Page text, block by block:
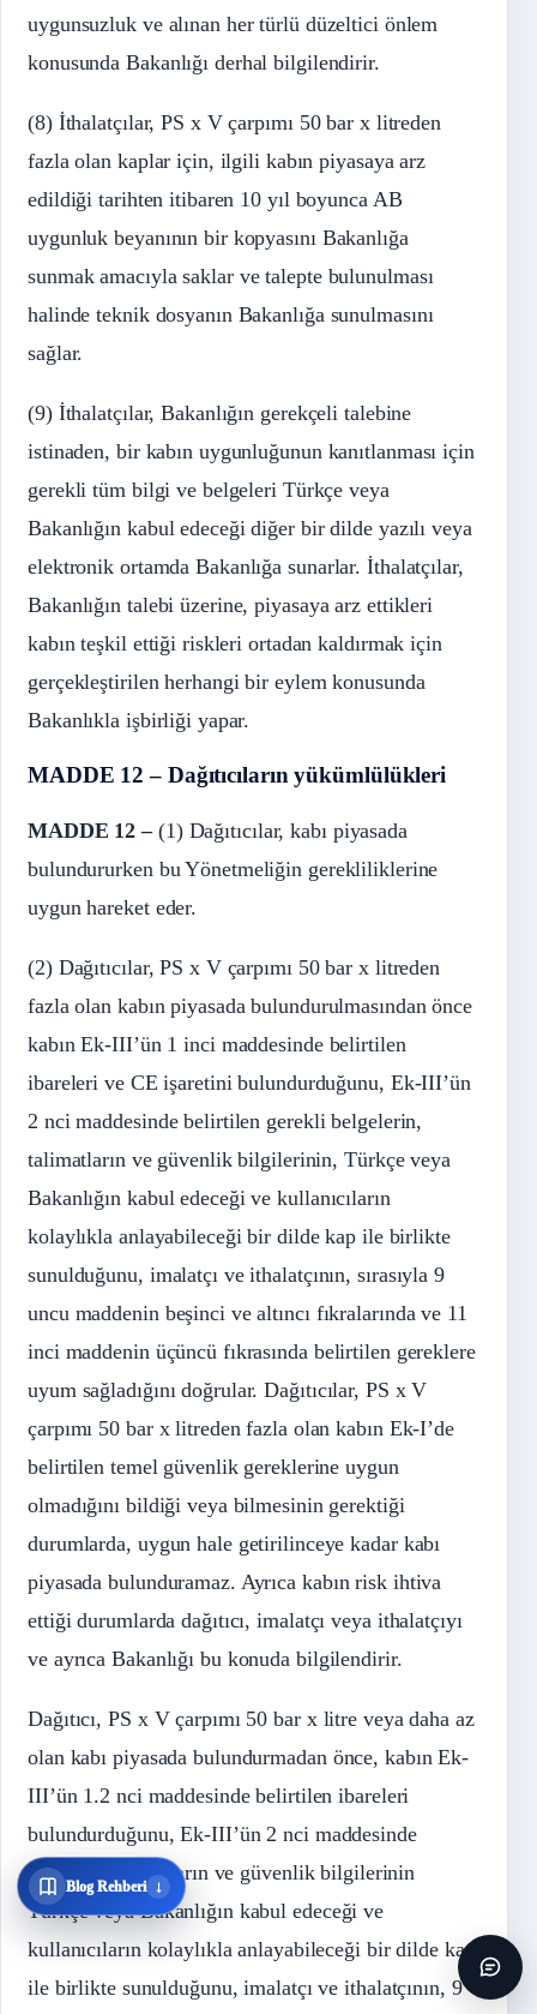
uygunsuzluk ve alınan her türlü düzeltici önlem
konusunda Bakanlığı derhal bilgilendirir.
(8) İthalatçılar, PS x V çarpımı 50 bar x litreden
fazla olan kaplar için, ilgili kabın piyasaya arz
edildiği tarihten itibaren 10 yıl boyunca AB
uygunluk beyanının bir kopyasını Bakanlığa
sunmak amacıyla saklar ve talepte bulunulması
halinde teknik dosyanın Bakanlığa sunulmasını
sağlar.
(9) İthalatçılar, Bakanlığın gerekçeli talebine
istinaden, bir kabın uygunluğunun kanıtlanması için
gerekli tüm bilgi ve belgeleri Türkçe veya
Bakanlığın kabul edeceği diğer bir dilde yazılı veya
elektronik ortamda Bakanlığa sunarlar. İthalatçılar,
Bakanlığın talebi üzerine, piyasaya arz ettikleri
kabın teşkil ettiği riskleri ortadan kaldırmak için
gerçekleştirilen herhangi bir eylem konusunda
Bakanlıkla işbirliği yapar.
MADDE 12 – Dağıtıcıların yükümlülükleri
MADDE 12 – (1) Dağıtıcılar, kabı piyasada
bulundururken bu Yönetmeliğin gerekliliklerine
uygun hareket eder.
(2) Dağıtıcılar, PS x V çarpımı 50 bar x litreden
fazla olan kabın piyasada bulundurulmasından önce
kabın Ek-III’ün 1 inci maddesinde belirtilen
ibareleri ve CE işaretini bulundurduğunu, Ek-III’ün
2 nci maddesinde belirtilen gerekli belgelerin,
talimatların ve güvenlik bilgilerinin, Türkçe veya
Bakanlığın kabul edeceği ve kullanıcıların
kolaylıkla anlayabileceği bir dilde kap ile birlikte
sunulduğunu, imalatçı ve ithalatçının, sırasıyla 9
uncu maddenin beşinci ve altıncı fıkralarında ve 11
inci maddenin üçüncü fıkrasında belirtilen gereklere
uyum sağladığını doğrular. Dağıtıcılar, PS x V
çarpımı 50 bar x litreden fazla olan kabın Ek-I’de
belirtilen temel güvenlik gereklerine uygun
olmadığını bildiği veya bilmesinin gerektiği
durumlarda, uygun hale getirilinceye kadar kabı
piyasada bulunduramaz. Ayrıca kabın risk ihtiva
ettiği durumlarda dağıtıcı, imalatçı veya ithalatçıyı
ve ayrıca Bakanlığı bu konuda bilgilendirir.
Dağıtıcı, PS x V çarpımı 50 bar x litre veya daha az
olan kabı piyasada bulundurmadan önce, kabın Ek-
III’ün 1.2 nci maddesinde belirtilen ibareleri
bulundurduğunu, Ek-III’ün 2 nci maddesinde
belirtilen talimatların ve güvenlik bilgilerinin
Türkçe veya Bakanlığın kabul edeceği ve
kullanıcıların kolaylıkla anlayabileceği bir dilde kap
ile birlikte sunulduğunu, imalatçı ve ithalatçının, 9
Blog Rehberi ↓